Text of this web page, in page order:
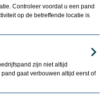
Controleer voordat u een pand
op de betreffende locatie is
zijn niet altijd
gaat verbouwen altijd eerst of